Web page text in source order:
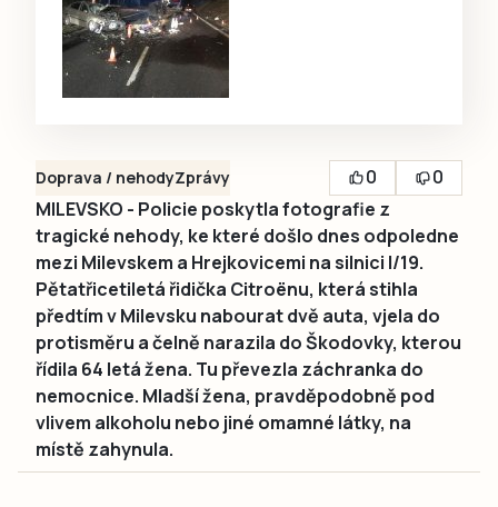
Doprava / nehodyZprávy 0
0
MILEVSKO - Policie poskytla fotografie z
tragické nehody, ke které došlo dnes odpoledne
mezi Milevskem a Hrejkovicemi na silnici I/19.
Pětatřicetiletá řidička Citroënu, která stihla
předtím v Milevsku nabourat dvě auta, vjela do
protisměru a čelně narazila do Škodovky, kterou
řídila 64 letá žena. Tu převezla záchranka do
nemocnice. Mladší žena, pravděpodobně pod
vlivem alkoholu nebo jiné omamné látky, na
místě zahynula.